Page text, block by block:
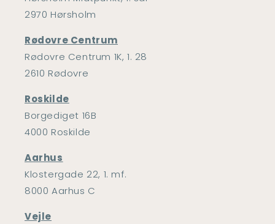
2970 Hørsholm
Rødovre Centrum
Rødovre Centrum 1K, 1. 28
2610 Rødovre
Roskilde
Borgediget 16B
4000 Roskilde
Aarhus
Klostergade 22, 1. mf.
8000 Aarhus C
Vejle